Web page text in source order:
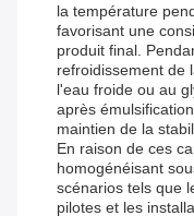
la température
favorisant une
produit final.
refroidissement de
l'eau froide ou au
après
maintien de la
En raison de ces
homogénéisant
scénarios tels que
pilotes et les